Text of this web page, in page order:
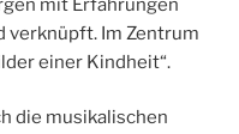
mit Erfahrungen
verknüpft. Im Zentrum
einer Kindheit“.
die musikalischen